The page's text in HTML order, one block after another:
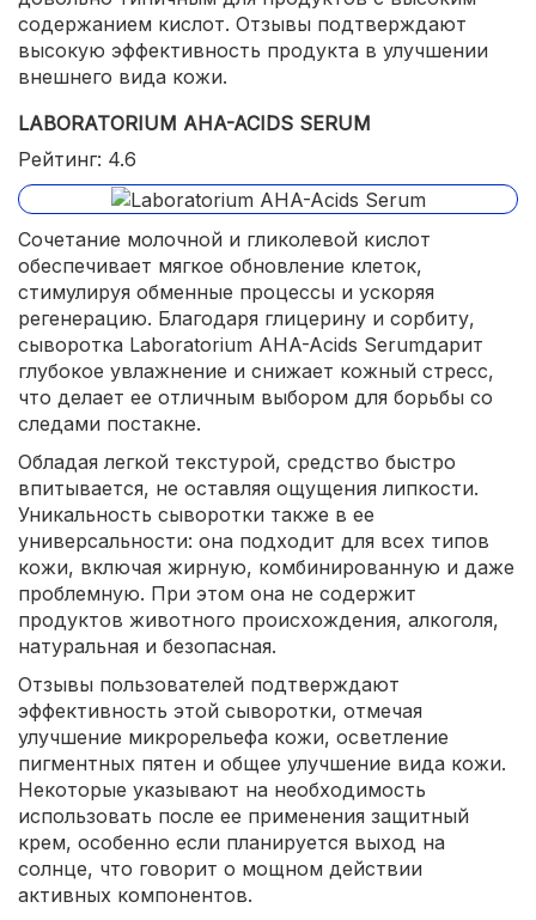
содержанием кислот. Отзывы подтверждают
высокую эффективность продукта в улучшении
внешнего вида кожи.
LABORATORIUM AHA-ACIDS SERUM
Рейтинг: 4.6
Сочетание молочной и гликолевой кислот
обеспечивает мягкое обновление клеток,
стимулируя обменные процессы и ускоряя
регенерацию. Благодаря глицерину и сорбиту,
сыворотка Laboratorium AHA-Acids Serumдарит
глубокое увлажнение и снижает кожный стресс,
что делает ее отличным выбором для борьбы со
следами постакне.
Обладая легкой текстурой, средство быстро
впитывается, не оставляя ощущения липкости.
Уникальность сыворотки также в ее
универсальности: она подходит для всех типов
кожи, включая жирную, комбинированную и даже
проблемную. При этом она не содержит
продуктов животного происхождения, алкоголя,
натуральная и безопасная.
Отзывы пользователей подтверждают
эффективность этой сыворотки, отмечая
улучшение микрорельефа кожи, осветление
пигментных пятен и общее улучшение вида кожи.
Некоторые указывают на необходимость
использовать после ее применения защитный
крем, особенно если планируется выход на
солнце, что говорит о мощном действии
активных компонентов.